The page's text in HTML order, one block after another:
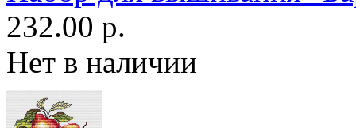
232.00 р.
Нет в наличии